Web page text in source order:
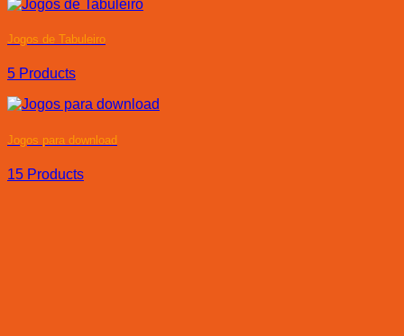
Jogos de Tabuleiro
5 Products
Jogos para download
15 Products